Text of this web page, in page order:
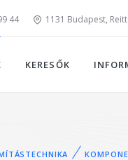
44 1131 Budapest,
KERESŐK